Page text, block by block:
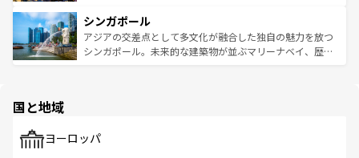
参照してほしい。
激する。気候は一年中温暖で、どの季節にも異なる楽しみ
が待っている。親しみやすいタイの人々、仏教を中心とし
た文化、そして多様な観光資源が、訪れる旅人を魅了し続
み、どこを訪れても感動するはず。観光スポットが密集し
ており、効率よく見どころを回れるのも魅力。息をのむよ
うな絶景から文化的な体験まで、香港を存分に楽しみ尽く
シンガポール
アジアの交差点として多文化が融合した独自の魅力を放つ
シンガポール。未来的な建築物が並ぶマリーナベイ、歴史
で、ホーカーズは地元の風情を楽しめる外せないスポット
国と地域
ヨーロッパ